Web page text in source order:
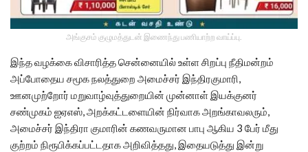
அங்குசம் குழுமத்துடன் இணைந்து பணியாற்ற வாய்ப்பு.
இந்த வழக்கை விசாரித்த சென்னையில் உள்ள சிறப்பு நீதிமன்றம்
அப்போதைய சமூக நலத்துறை அமைச்சர் இந்திரகுமாரி,
ஊனமுற்றோர் மறுவாழ்வுத்துறையின் முன்னாள் இயக்குனர்
சண்முகம் ஐஏஎஸ், அறக்கட்டளையின் நிர்வாக அறங்காவலரும்,
அமைச்சர் இந்திரா குமாரின் கணவருமான பாபு ஆகிய 3 பேர் மீது
குற்றம் நிரூபிக்கப்பட்டதாக அறிவித்தது, இதையடுத்து இன்று